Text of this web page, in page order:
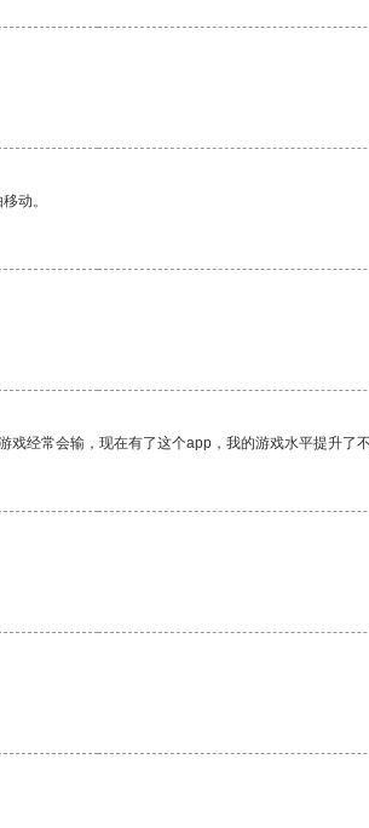
动。
经常会输，现在有了这个app，我的游戏水平提升了不